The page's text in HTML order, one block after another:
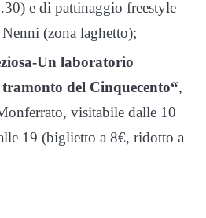
e di pattinaggio freestyle
(zona laghetto);
Un laboratorio
del Cinquecento“,
visitabile dalle 10
19 (biglietto a 8€, ridotto a